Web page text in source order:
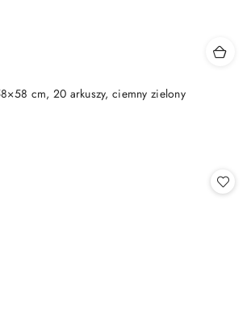
cm, 20 arkuszy, ciemny zielony